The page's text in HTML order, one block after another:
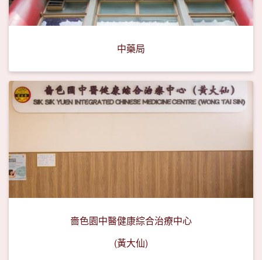
中藥局
嗇色園中醫健康綜合治療中心
(黃大仙)